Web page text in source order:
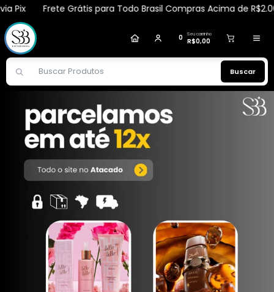
Frete Grátis para Todo Brasil Compras Acima de R$2.000,00
0 Seu carrinho
R$0,00
Buscar
anacomprouMousse Micelar 150ml - Soul.